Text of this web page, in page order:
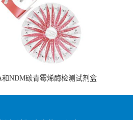
和NDM碳青霉烯酶检测试剂盒